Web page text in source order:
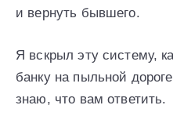
и вернуть бывшего.
Я вскрыл эту систему,
банку на пыльной
знаю, что вам ответить.